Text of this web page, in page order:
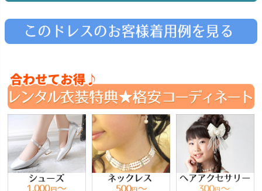
予約 Web または お電話
特典 ヘアメイク・着付け